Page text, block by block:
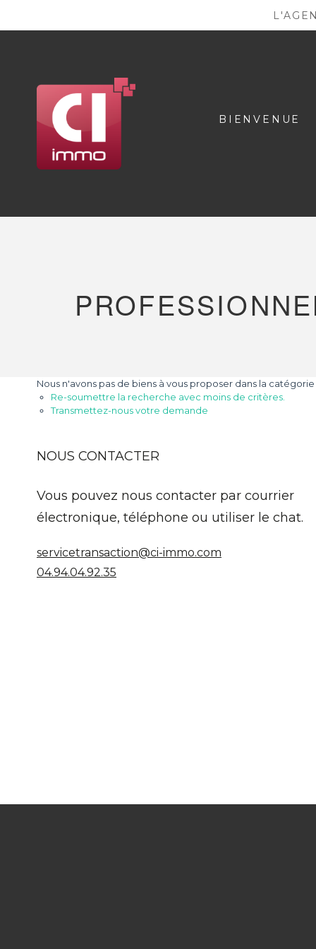
BIENVENUE
Nous n'avons pas de biens à vous proposer dans la
Re-soumettre la recherche avec moins de critères.
Transmettez-nous votre demande
NOUS CONTACTER
Vous pouvez nous contacter par courrier
électronique, téléphone ou utiliser le chat.
servicetransaction@ci-immo.com
04.94.04.92.35